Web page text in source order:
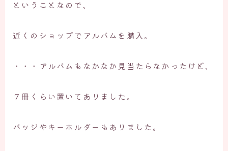
ということなので、
近くのショップでアルバムを購入。
・・・アルバムもなかなか見当たらなかったけど、
７冊くらい置いてありました。
バッジやキーホルダーもありました。